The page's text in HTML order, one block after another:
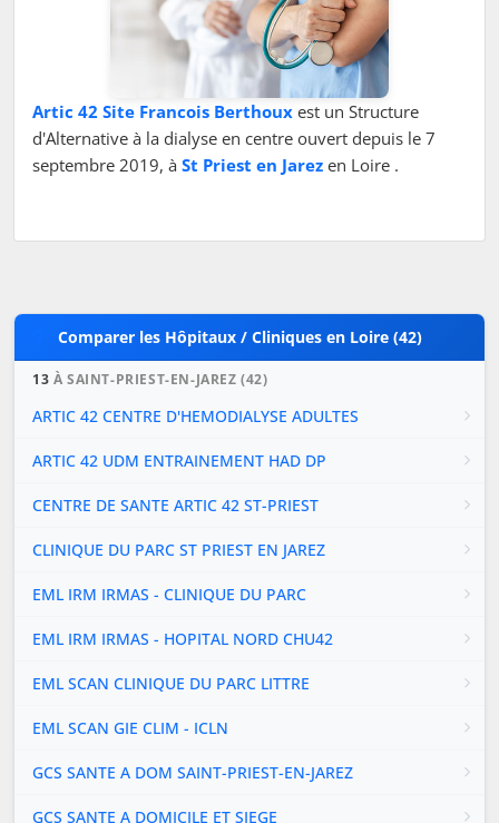
Artic 42 Site Francois Berthoux est un Structure
d'Alternative à la dialyse en centre ouvert depuis le 7
septembre 2019, à St Priest en Jarez en Loire .
Comparer les Hôpitaux / Cliniques en Loire (42)
13 À SAINT-PRIEST-EN-JAREZ (42)
ARTIC 42 CENTRE D'HEMODIALYSE ADULTES
ARTIC 42 UDM ENTRAINEMENT HAD DP
CENTRE DE SANTE ARTIC 42 ST-PRIEST
CLINIQUE DU PARC ST PRIEST EN JAREZ
EML IRM IRMAS - CLINIQUE DU PARC
EML IRM IRMAS - HOPITAL NORD CHU42
EML SCAN CLINIQUE DU PARC LITTRE
EML SCAN GIE CLIM - ICLN
GCS SANTE A DOM SAINT-PRIEST-EN-JAREZ
GCS SANTE A DOMICILE ET SIEGE